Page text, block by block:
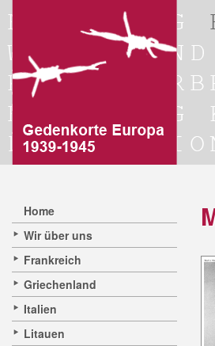
Home
Wir über uns
Frankreich
Griechenland
Italien
Litauen